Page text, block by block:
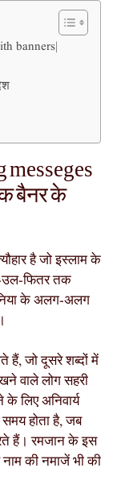
banners|
messeges
बैनर के
है जो इस्लाम के
उल-फितर तक
के अलग-अलग
हैं, जो दूसरे शब्दों में
वाले लोग सहरी
लिए अनिवार्य
होता है, जब
हैं। रमजान के इस
नाम की नमाजें भी की